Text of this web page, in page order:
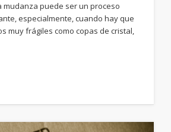
mudanza puede ser un proceso
especialmente, cuando hay que
muy frágiles como copas de cristal,